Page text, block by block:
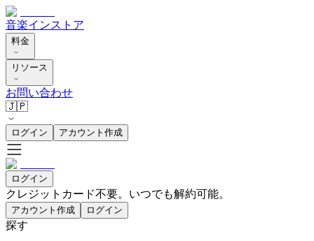
音楽インストア
料金
リソース
お問い合わせ
🇯🇵
ログイン アカウント作成
ログイン
クレジットカード不要。いつでも解約可能。
アカウント作成 ログイン
探す